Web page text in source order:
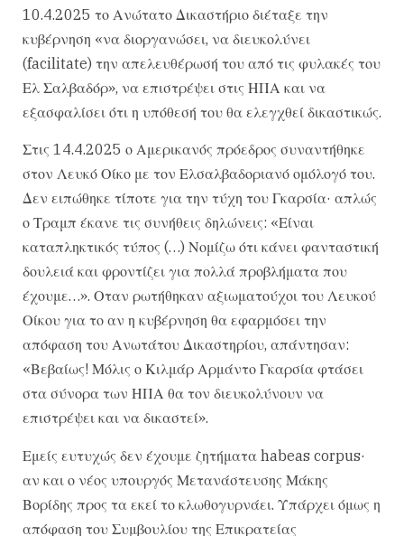
10.4.2025 το Ανώτατο Δικαστήριο διέταξε την
κυβέρνηση «να διοργανώσει, να διευκολύνει
(facilitate) την απελευθέρωσή του από τις φυλακές του
Ελ Σαλβαδόρ», να επιστρέψει στις ΗΠΑ και να
εξασφαλίσει ότι η υπόθεσή του θα ελεγχθεί δικαστικώς.
Στις 14.4.2025 ο Αμερικανός πρόεδρος συναντήθηκε
στον Λευκό Οίκο με τον Ελσαλβαδοριανό ομόλογό του.
Δεν ειπώθηκε τίποτε για την τύχη του Γκαρσία· απλώς
ο Τραμπ έκανε τις συνήθεις δηλώνεις: «Είναι
καταπληκτικός τύπος (…) Νομίζω ότι κάνει φανταστική
δουλειά και φροντίζει για πολλά προβλήματα που
έχουμε…». Οταν ρωτήθηκαν αξιωματούχοι του Λευκού
Οίκου για το αν η κυβέρνηση θα εφαρμόσει την
απόφαση του Ανωτάτου Δικαστηρίου, απάντησαν:
«Βεβαίως! Μόλις ο Κιλμάρ Αρμάντο Γκαρσία φτάσει
στα σύνορα των ΗΠΑ θα τον διευκολύνουν να
επιστρέψει και να δικαστεί».
Εμείς ευτυχώς δεν έχουμε ζητήματα habeas corpus·
αν και ο νέος υπουργός Μετανάστευσης Μάκης
Βορίδης προς τα εκεί το κλωθογυρνάει. Υπάρχει όμως η
απόφαση του Συμβουλίου της Επικρατείας